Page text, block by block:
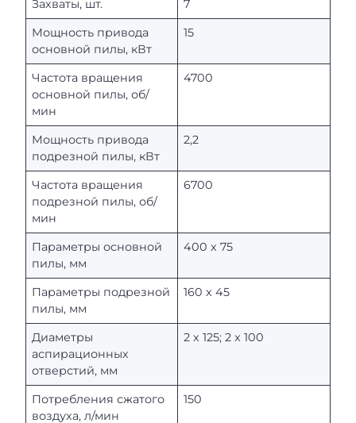
Захваты, шт.
7
Мощность привода
основной пилы, кВт
15
Частота вращения
основной пилы, об/
мин
4700
Мощность привода
подрезной пилы, кВт
2,2
Частота вращения
подрезной пилы, об/
мин
6700
Параметры основной
пилы, мм
400 x 75
Параметры подрезной
пилы, мм
160 x 45
Диаметры
аспирационных
отверстий, мм
2 x 125; 2 x 100
Потребления сжатого
воздуха, л/мин
150